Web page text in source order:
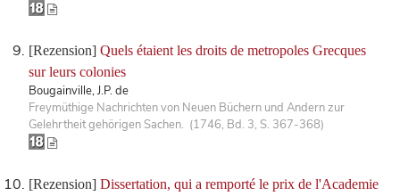
[Rezension] Quels étaient les droits de metropoles Grecques
sur leurs colonies
Bougainville, J.P. de
Freymüthige Nachrichten von Neuen Büchern und Andern zur
Gelehrtheit gehörigen Sachen. (1746, Bd. 3, S. 367-368)
[Rezension] Dissertation, qui a remporté le prix de l'Academie